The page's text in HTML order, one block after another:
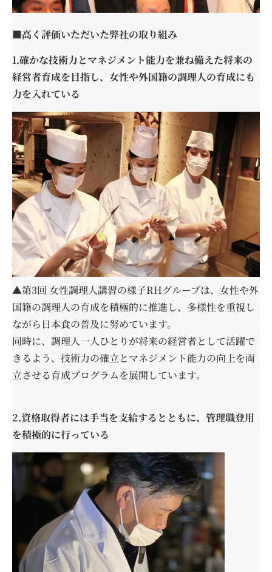
■高く評価いただいた弊社の取り組み
1.確かな技術力とマネジメント能力を兼ね備えた将来の
経営者育成を目指し、女性や外国籍の調理人の育成にも
力を入れている
▲第3回 女性調理人講習の様子RHグループは、女性や外
国籍の調理人の育成を積極的に推進し、多様性を重視し
ながら日本食の普及に努めています。
同時に、調理人一人ひとりが将来の経営者として活躍で
きるよう、技術力の確立とマネジメント能力の向上を両
立させる育成プログラムを展開しています。
2.資格取得者には手当を支給するとともに、管理職登用
を積極的に行っている